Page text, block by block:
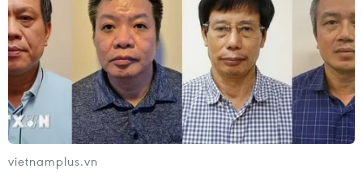
Năm nay là năm ASEAN tăng cường thực hiện Quan hệ
Đối tác Đối thoại của Vương quốc Anh, đặc biệt với việc
thành lập Chương trình Hội nhập Kinh tế Anh-ASEAN trị
giá lên tới 25 triệu bảng Anh.
vietnamplus.vn